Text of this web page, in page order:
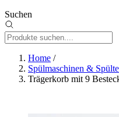
Suchen
Home /
Spülmaschinen &
Trägerkorb mit 9